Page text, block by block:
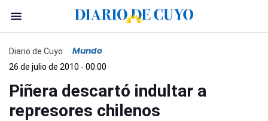
Diario de Cuyo Mundo
26 de julio de 2010 - 00:00
Piñera descartó indultar a
represores chilenos